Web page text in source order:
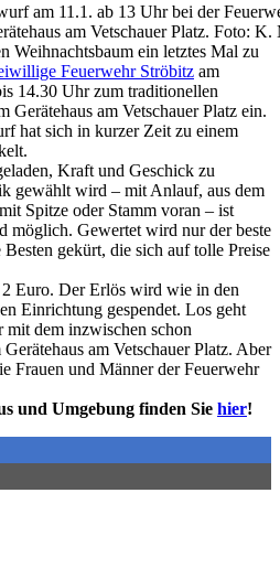
am 11.1. ab 13 Uhr bei der
am Vetschauer Platz. Foto: K.
Weihnachtsbaum ein letztes Mal zu
Feuerwehr Ströbitz am
14.30 Uhr zum traditionellen
Gerätehaus am Vetschauer Platz ein.
hat sich in kurzer Zeit zu einem
Kraft und Geschick zu
gewählt wird – mit Anlauf, aus dem
Spitze oder Stamm voran – ist
möglich. Gewertet wird nur der beste
gekürt, die sich auf tolle Preise
Euro. Der Erlös wird wie in den
Einrichtung gespendet. Los geht
mit dem inzwischen schon
am Vetschauer Platz. Aber
Frauen und Männer der Feuerwehr
und Umgebung finden Sie hier!